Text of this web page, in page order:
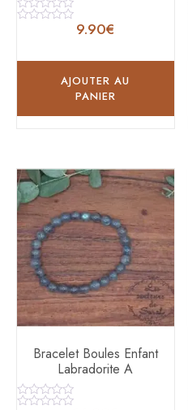
Note
5
9.90€
AJOUTER AU
PANIER
Bracelet Boules Enfant
Labradorite A
Note